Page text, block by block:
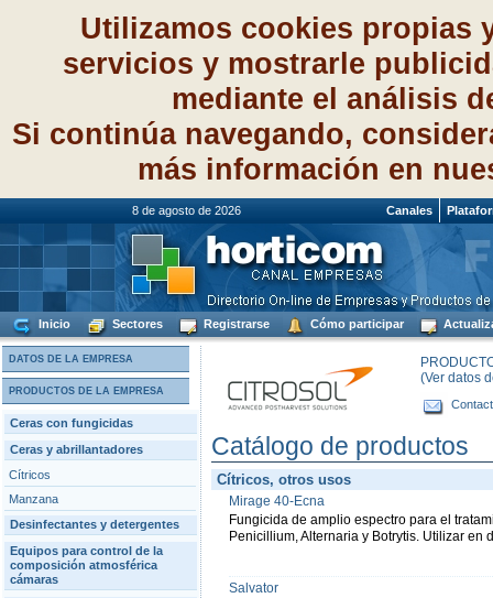
Utilizamos cookies propias
servicios y mostrarle
mediante el análisis
Si continúa navegando,
más información en
8 de agosto de 2026 Canales
Inicio Sectores Registrarse Cómo participar
DATOS DE LA EMPRESA
PRODUCTOS DE LA EMPRESA
Ceras con fungicidas
Ceras y abrillantadores
Cítricos
Manzana
Desinfectantes y detergentes
Equipos para control de la
composición atmosférica
cámaras
(Ver datos
Catálogo de productos
Cítricos, otros usos
Mirage 40-Ecna
Fungicida de amplio espectro para el
Penicillium, Alternaria y Botrytis. Utilizar
Salvator